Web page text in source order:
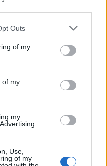
uses one or more Google
You may click to
its third-party tags to
in below Google
Outs
of my
of my
my
Use,
of my
μένει η Μαρία
μέρα για την
αντίο στον Λάκη
λαούτο και
την εμβληματική
Sir Ντέμης
στο Νόμπελ
μία παιδική